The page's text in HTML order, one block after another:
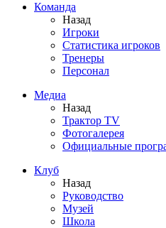
Команда
Назад
Игроки
Статистика игроков
Тренеры
Персонал
Медиа
Назад
Трактор TV
Фотогалерея
Официальные
Клуб
Назад
Руководство
Музей
Школа